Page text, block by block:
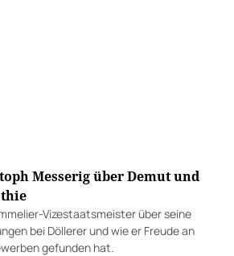
Messerig über Demut und
Vizestaatsmeister über seine
bei Döllerer und wie er Freude an
gefunden hat.